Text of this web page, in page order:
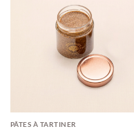
PÂTES À TARTINER